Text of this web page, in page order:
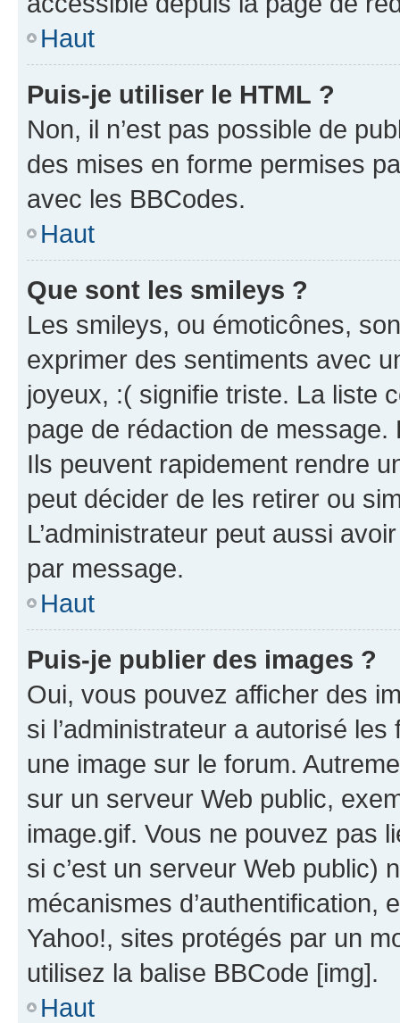
Haut
Puis-je utiliser le HTML ?
Non, il n’est pas possible de
des mises en forme permises
avec les BBCodes.
Haut
Que sont les smileys ?
Les smileys, ou émoticônes,
exprimer des sentiments avec
joyeux, :( signifie triste. La liste
page de rédaction de
Ils peuvent rapidement rendre
peut décider de les retirer ou
L’administrateur peut aussi
par message.
Haut
Puis-je publier des images ?
Oui, vous pouvez afficher des
si l’administrateur a autorisé
une image sur le forum.
sur un serveur Web public,
image.gif. Vous ne pouvez pas
si c’est un serveur Web public)
mécanismes d’authentification,
Yahoo!, sites protégés par un
utilisez la balise BBCode [img].
Haut